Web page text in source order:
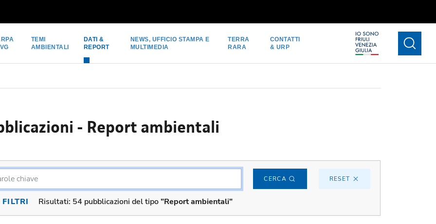
TEMI
AMBIENTALI
DATI &
REPORT
NEWS, UFFICIO STAMPA E
MULTIMEDIA
TERRA
RARA
CONTATTI
& URP
- Report ambientali
CERCA RESET
FILTRI Risultati: 54 pubblicazioni del tipo"Report ambientali"